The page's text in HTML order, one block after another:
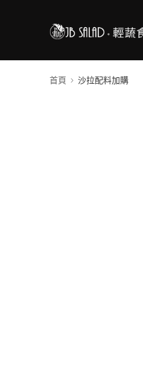
首頁 沙拉配料加購